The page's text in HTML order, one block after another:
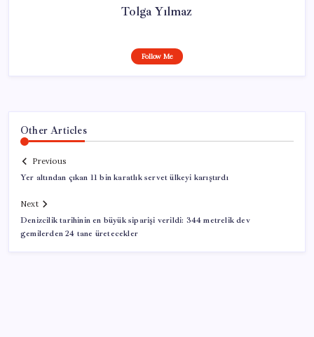
Tolga Yılmaz
Follow Me
Other Articles
Previous
Yer altından çıkan 11 bin karatlık servet ülkeyi karıştırdı
Next
Denizcilik tarihinin en büyük siparişi verildi: 344 metrelik dev
gemilerden 24 tane üretecekler